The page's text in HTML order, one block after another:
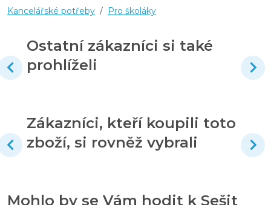
Kancelářské potřeby / Pro školáky
Ostatní zákazníci si také
prohlíželi
Zákazníci, kteří koupili toto
zboží, si rovněž vybrali
Mohlo by se Vám hodit k Sešit